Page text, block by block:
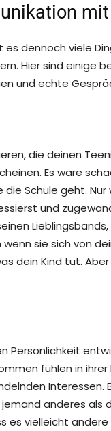
mit
dennoch viele
Hier sind einige
und echte
die deinen
Es wäre
Schule geht. Nur
und
sie sich von
dein Kind tut.
Persönlichkeit
fühlen in
Interessen.
anderes als
es vielleicht